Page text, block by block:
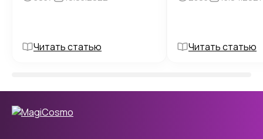
Читать статью Читать статью